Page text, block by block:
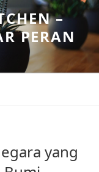
–
PERAN
yang